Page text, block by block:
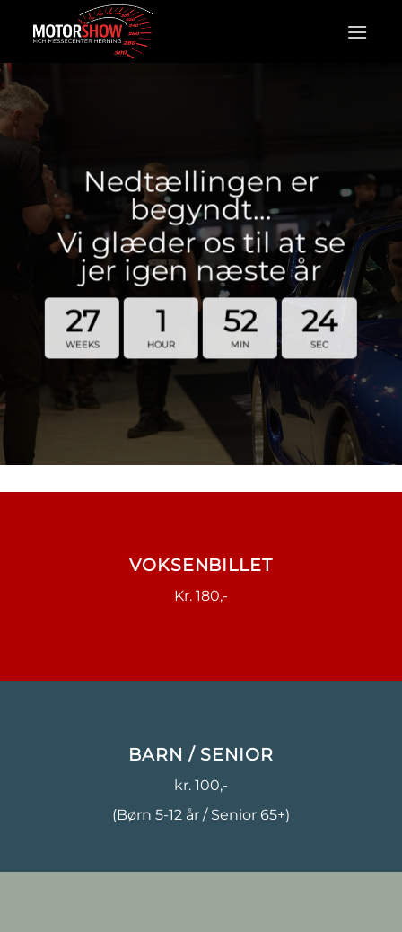
Nedtællingen er
begyndt…
Vi glæder os til at se
jer igen næste år
27
WEEKS
1
HOUR
52
MIN
24
SEC
VOKSENBILLET
Kr. 180,-
BARN / SENIOR
kr. 100,-
(Børn 5-12 år / Senior 65+)